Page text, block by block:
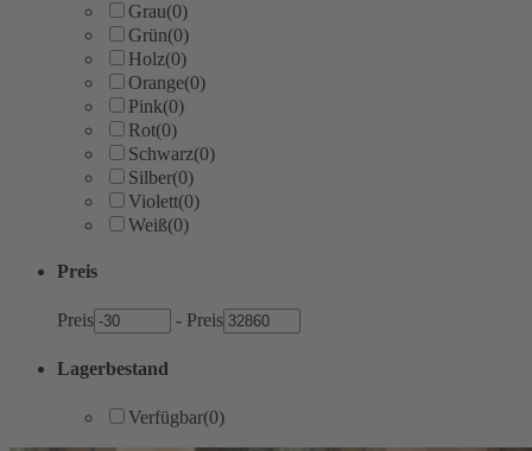
Grau(0)
Grün(0)
Holz(0)
Orange(0)
Pink(0)
Rot(0)
Schwarz(0)
Silber(0)
Violett(0)
Weiß(0)
Preis
Preis - Preis
Lagerbestand
Verfügbar(0)